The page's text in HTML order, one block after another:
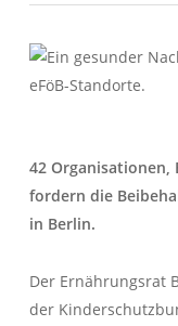
42
fordern die
in Berlin.
Der Ernährungsrat
der